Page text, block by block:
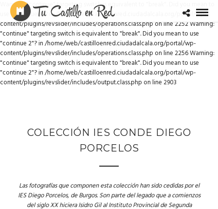
Warning: "continue" targeting switch is equivalent to "break". Did you mean to
use "continue 2"? in /home/web/castilloenred.ciudadalcala.org/portal/wp-
content/plugins/revslider/includes/operations.class.php on line 2252 Warning:
"continue" targeting switch is equivalent to "break". Did you mean to use
"continue 2"? in /home/web/castilloenred.ciudadalcala.org/portal/wp-
content/plugins/revslider/includes/operations.class.php on line 2256 Warning:
"continue" targeting switch is equivalent to "break". Did you mean to use
"continue 2"? in /home/web/castilloenred.ciudadalcala.org/portal/wp-
content/plugins/revslider/includes/output.class.php on line 2903
COLECCIÓN IES CONDE DIEGO
PORCELOS
Las fotografías que componen esta colección han sido cedidas por el
IES Diego Porcelos, de Burgos. Son parte del legado que a comienzos
del siglo XX hiciera Isidro Gil al Instituto Provincial de Segunda